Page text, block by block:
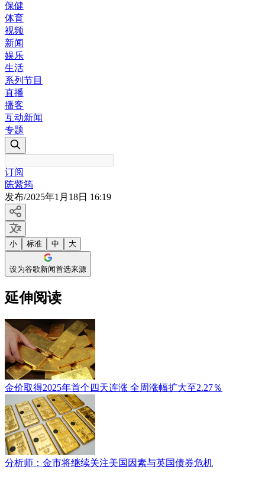
保健
体育
视频
新闻
娱乐
生活
系列节目
直播
播客
互动新闻
专题
订阅
陈紫筠
发布/2025年1月18日 16:19
小 标准 中 大
设为谷歌新闻首选来源
延伸阅读
金价取得2025年首个四天连涨 全周涨幅扩大至2.27％
分析师：金市将继续关注美国因素与英国债券危机